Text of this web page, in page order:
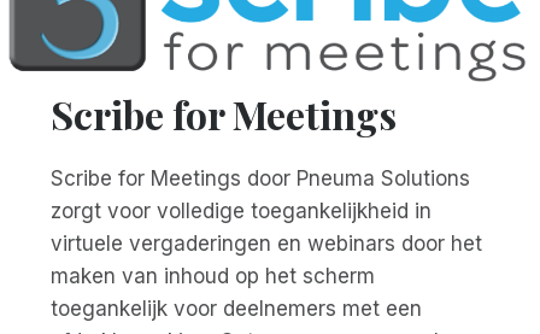
Scribe for Meetings
Scribe for Meetings door Pneuma Solutions
zorgt voor volledige toegankelijkheid in
virtuele vergaderingen en webinars door het
maken van inhoud op het scherm
toegankelijk voor deelnemers met een